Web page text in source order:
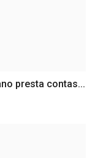
presta contas...